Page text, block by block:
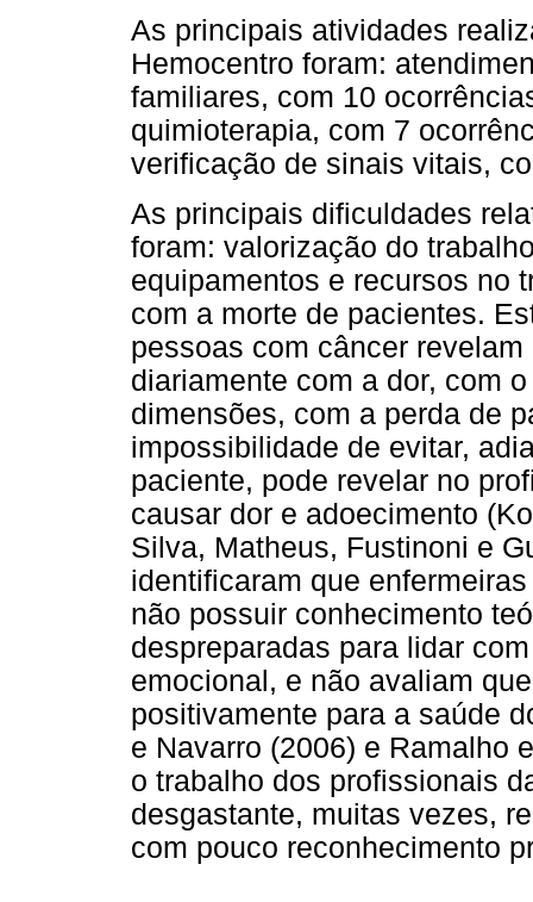
As principais atividades
Hemocentro foram:
familiares, com 10
quimioterapia, com 7
verificação de sinais vitais,
As principais dificuldades
foram: valorização do
equipamentos e recursos no
com a morte de pacientes.
pessoas com câncer
diariamente com a dor, com
dimensões, com a perda de
impossibilidade de evitar,
paciente, pode revelar no
causar dor e adoecimento
Silva, Matheus, Fustinoni e
identificaram que
não possuir conhecimento
despreparadas para lidar
emocional, e não avaliam
positivamente para a saúde
e Navarro (2006) e Ramalho
o trabalho dos profissionais
desgastante, muitas vezes,
com pouco reconhecimento